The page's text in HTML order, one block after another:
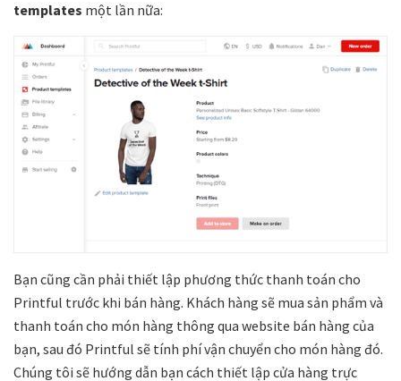
templates một lần nữa:
Bạn cũng cần phải thiết lập phương thức thanh toán cho
Printful trước khi bán hàng. Khách hàng sẽ mua sản phẩm và
thanh toán cho món hàng thông qua website bán hàng của
bạn, sau đó Printful sẽ tính phí vận chuyển cho món hàng đó.
Chúng tôi sẽ hướng dẫn bạn cách thiết lập cửa hàng trực